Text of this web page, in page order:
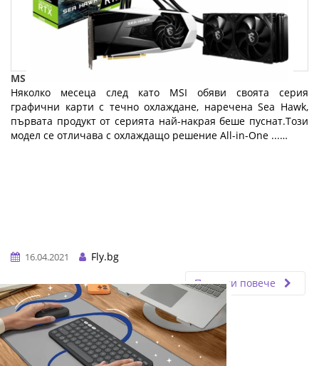
MSI официално пусна GeForce RTX 3080 Sea Hawk X
Няколко месеца след като MSI обяви своята серия
графични карти с течно охлаждане, наречена Sea Hawk,
първата продукт от серията най-накрая беше пуснат.Този
модел се отличава с охлаждащо решение All-in-One ...…
16.04.2021
Fly.bg
Прочети повече